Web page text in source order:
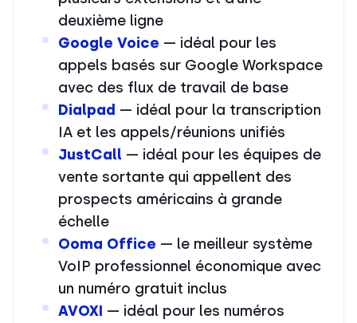
deuxième ligne
Google Voice — idéal pour les
appels basés sur Google Workspace
avec des flux de travail de base
Dialpad — idéal pour la transcription
IA et les appels/réunions unifiés
JustCall — idéal pour les équipes de
vente sortante qui appellent des
prospects américains à grande
échelle
Ooma Office — le meilleur système
VoIP professionnel économique avec
un numéro gratuit inclus
AVOXI — idéal pour les numéros